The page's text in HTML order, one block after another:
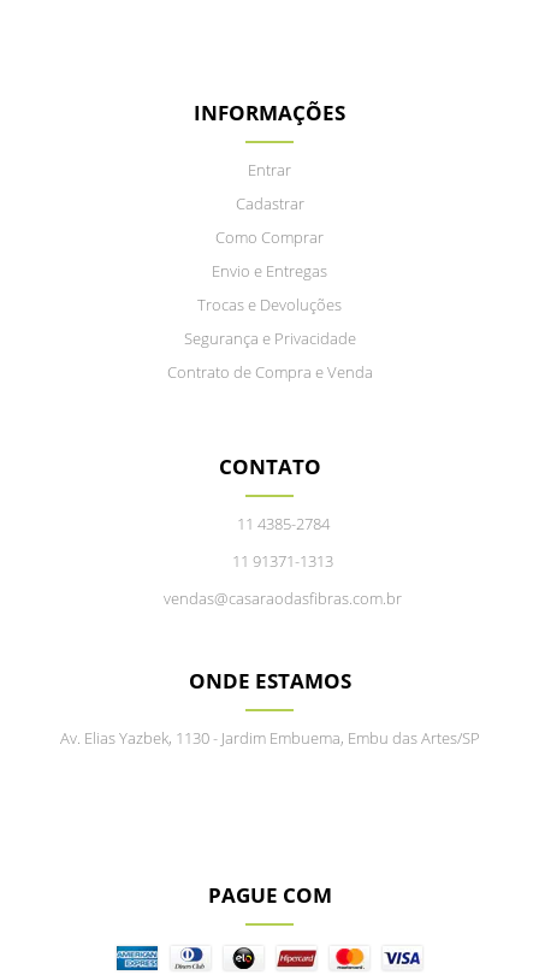
INFORMAÇÕES
Entrar
Cadastrar
Como Comprar
Envio e Entregas
Trocas e Devoluções
Segurança e Privacidade
Contrato de Compra e Venda
CONTATO
11 4385-2784
11 91371-1313
vendas@casaraodasfibras.com.br
ONDE ESTAMOS
Av. Elias Yazbek, 1130 - Jardim Embuema, Embu das Artes/SP
PAGUE COM